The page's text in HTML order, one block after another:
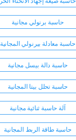
حاسبة برنولي مجانية
حاسبة معادلة بيرنولي المجانية
حاسبة دالة بيسل مجانية
حاسبة تحلل بيتا المجانية
آلة حاسبة ثنائية مجانية
حاسبة طاقة الربط المجانية